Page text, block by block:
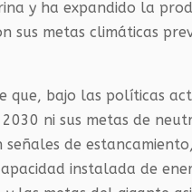
y ha expandido la
sus metas climáticas
que, bajo las políticas
ni sus metas de
señales de
instalada de